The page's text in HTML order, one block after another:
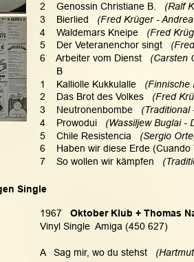
2    Genossin Christiane B. (Ralf
3    Bierlied
(Fred Krüger -
4    Waldemars Kneipe
(Fred
5    Der Veteranenchor singt
6    Arbeiter vom Dienst
(Carsten
      B
1    Kalliolle Kukkulalle
(Finnische
2    Das Brot des Volkes
(Fred
3    Neutronenbombe (Traditional
4    Prowodui
(Wassiljew Buglai
5    Chile Resistencia
(Sergio
6    Haben wir diese Erde
7    So wollen wir kämpfen
1967 Oktober Klub + Thomas
Vinyl Single  Amiga (450 627)
A   Sag mir, wo du stehst
Single